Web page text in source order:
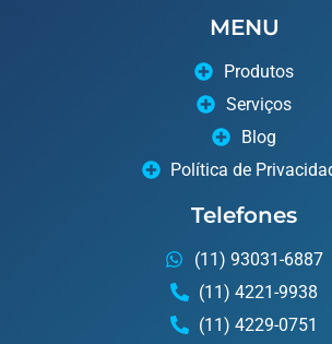
MENU
Produtos
Serviços
Blog
Política de
Telefones
(11) 93031-6887
(11) 4221-9938
(11) 4229-0751